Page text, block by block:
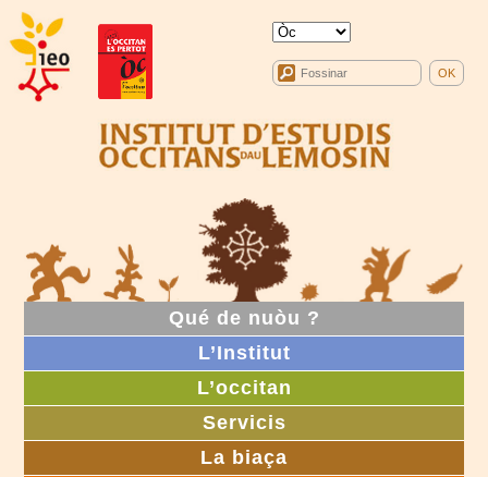
Qué de nuòu ?
L’Institut
L’occitan
Servicis
La biaça